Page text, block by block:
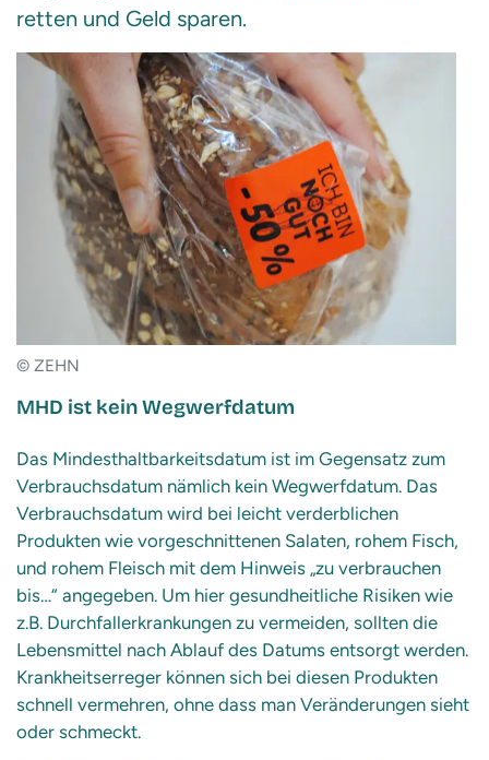
retten und Geld sparen.
© ZEHN
MHD ist kein Wegwerfdatum
Das Mindesthaltbarkeitsdatum ist im Gegensatz zum
Verbrauchsdatum nämlich kein Wegwerfdatum. Das
Verbrauchsdatum wird bei leicht verderblichen
Produkten wie vorgeschnittenen Salaten, rohem Fisch,
und rohem Fleisch mit dem Hinweis „zu verbrauchen
bis…“ angegeben. Um hier gesundheitliche Risiken wie
z.B. Durchfallerkrankungen zu vermeiden, sollten die
Lebensmittel nach Ablauf des Datums entsorgt werden.
Krankheitserreger können sich bei diesen Produkten
schnell vermehren, ohne dass man Veränderungen sieht
oder schmeckt.